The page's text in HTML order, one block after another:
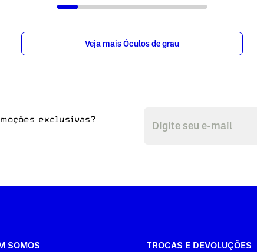
Veja mais Óculos de grau
exclusivas?
SOMOS TROCAS E DEVOLUÇÕES